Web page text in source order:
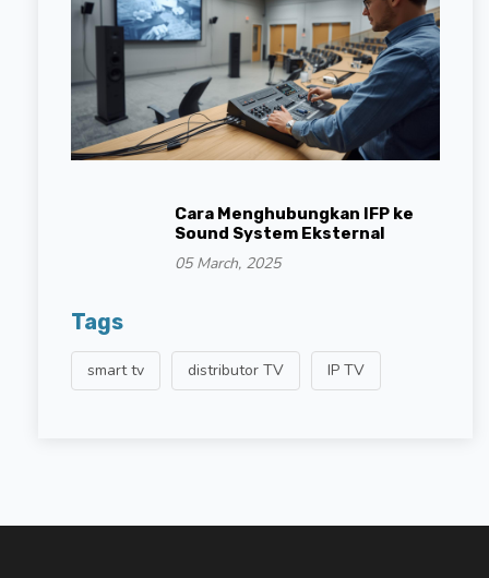
Cara Menghubungkan IFP ke
Sound System Eksternal
05 March, 2025
Tags
smart tv distributor TV IP TV